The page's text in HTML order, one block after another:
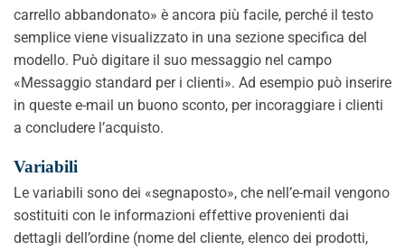
carrello abbandonato» è ancora più facile, perché il testo
semplice viene visualizzato in una sezione specifica del
modello. Può digitare il suo messaggio nel campo
«Messaggio standard per i clienti». Ad esempio può inserire
in queste e-mail un buono sconto, per incoraggiare i clienti
a concludere l’acquisto.
Variabili
Le variabili sono dei «segnaposto», che nell’e-mail vengono
sostituiti con le informazioni effettive provenienti dai
dettagli dell’ordine (nome del cliente, elenco dei prodotti,